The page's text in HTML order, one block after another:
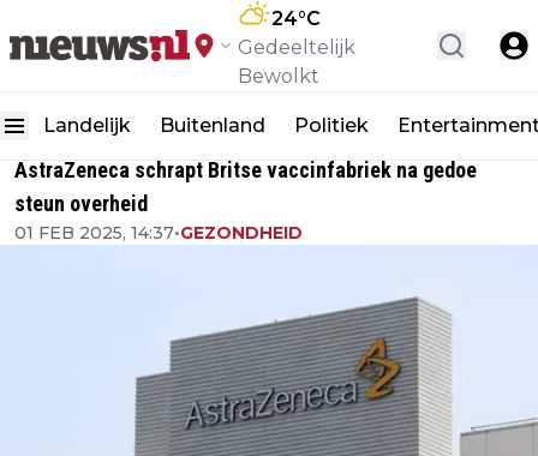
24°C
Gedeeltelijk
Bewolkt
Landelijk Buitenland Politiek
AstraZeneca schrapt Britse vaccinfabriek na gedoe
steun overheid
01 FEB 2025, 14:37•GEZONDHEID